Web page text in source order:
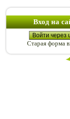
Вход на
Войти через
Старая форма